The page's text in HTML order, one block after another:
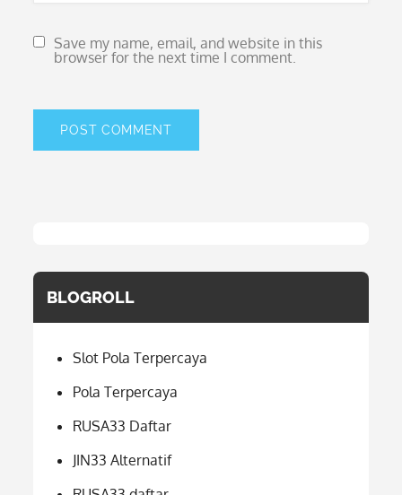
Save my name, email, and website in this
browser for the next time I comment.
BLOGROLL
Slot Pola Terpercaya
Pola Terpercaya
RUSA33 Daftar
JIN33 Alternatif